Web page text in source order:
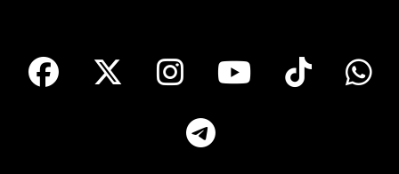
facebook Instagram
Youtube
Tik